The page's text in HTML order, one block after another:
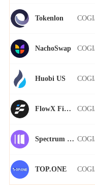
Tokenlon
NachoSwap
Huobi US
FlowX Finance
Spectrum Finance
TOP.ONE